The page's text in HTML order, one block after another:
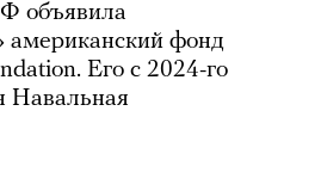
объявила
американский фонд
Его с 2024-го
Навальная